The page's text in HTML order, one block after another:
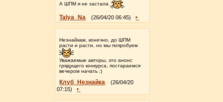
А ШПМ я не застала
Talya_Na (26/04/20 06:45) •
Незнайкам, конечно, до ШПМ
расти и расти, но мы попробуем
Уважаемые авторы, это анонс
грядущего конкурса, постараемся
вечером начать :)
Клуб_Незнайка
(26/04/20
07:15)
•